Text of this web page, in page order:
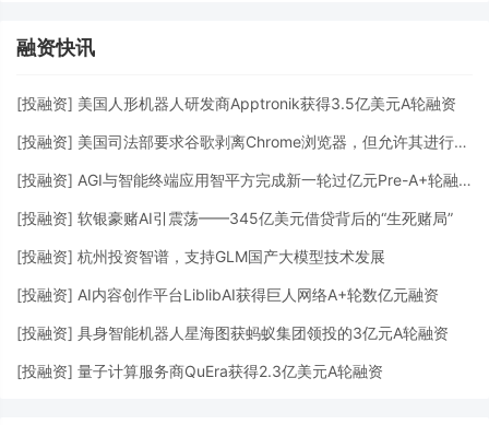
融资快讯
[投融资] 美国人形机器人研发商Apptronik获得3.5亿美元A轮融资
[投融资] 美国司法部要求谷歌剥离Chrome浏览器，但允许其进行AI投资
[投融资] AGI与智能终端应用智平方完成新一轮过亿元Pre-A+轮融资
[投融资] 软银豪赌AI引震荡——345亿美元借贷背后的“生死赌局”
[投融资] 杭州投资智谱，支持GLM国产大模型技术发展
[投融资] AI内容创作平台LiblibAI获得巨人网络A+轮数亿元融资
[投融资] 具身智能机器人星海图获蚂蚁集团领投的3亿元A轮融资
[投融资] 量子计算服务商QuEra获得2.3亿美元A轮融资